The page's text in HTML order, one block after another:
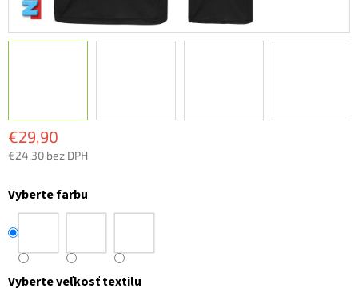
€29,90
€24,30 bez DPH
cena:
Vyberte farbu
Vyberte veľkosť textilu